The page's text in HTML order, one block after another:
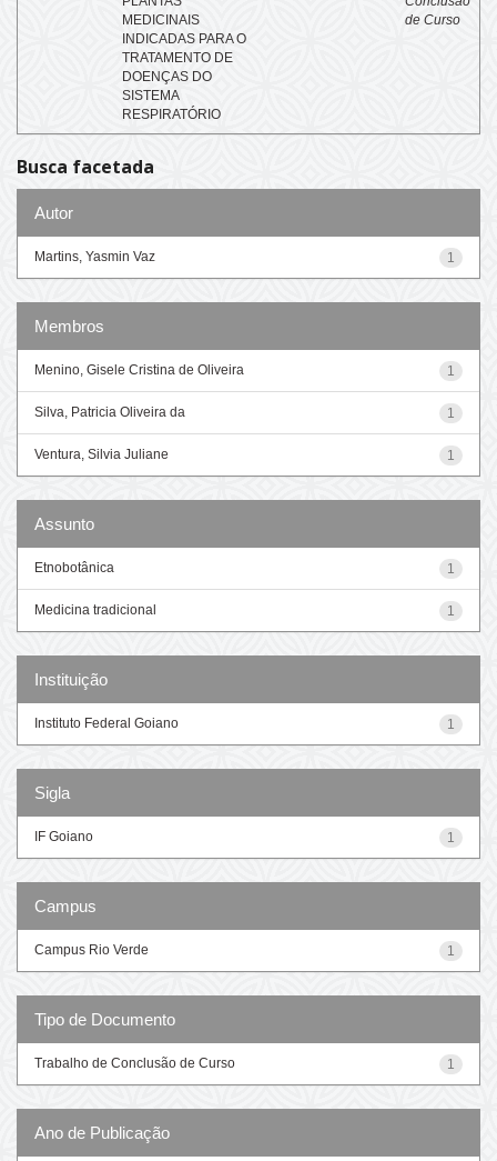
MEDICINAIS
INDICADAS PARA O
TRATAMENTO DE
DOENÇAS DO
SISTEMA
RESPIRATÓRIO
de Curso
Busca facetada
Autor
1
Martins, Yasmin Vaz
Membros
1
Menino, Gisele Cristina de Oliveira
1
Silva, Patricia Oliveira da
1
Ventura, Silvia Juliane
Assunto
1
Etnobotânica
1
Medicina tradicional
Instituição
1
Instituto Federal Goiano
Sigla
1
IF Goiano
Campus
1
Campus Rio Verde
Tipo de Documento
1
Trabalho de Conclusão de Curso
Ano de Publicação